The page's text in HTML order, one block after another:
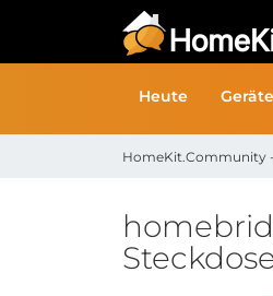
Heute Geräte
HomeKit.Community